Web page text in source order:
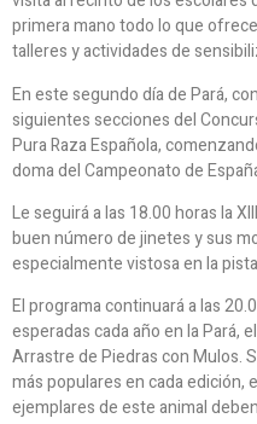
primera mano todo lo que
talleres y actividades de
En este segundo día de Pará,
siguientes secciones del
Pura Raza Española,
doma del Campeonato de
Le seguirá a las 18.00 horas la
buen número de jinetes y sus
especialmente vistosa en la
El programa continuará a las
esperadas cada año en la Pará,
Arrastre de Piedras con Mulos.
más populares en cada edición,
ejemplares de este animal